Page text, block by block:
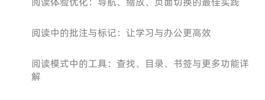
阅读中的批注与标记：让学习与办公更高效
阅读模式中的工具：查找、目录、书签与更多功能详
解